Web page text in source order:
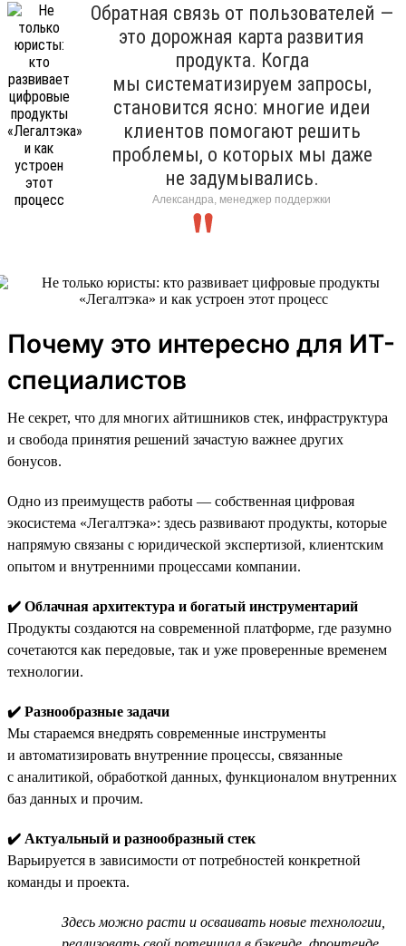
Обратная связь от пользователей —
это дорожная карта развития
продукта. Когда
мы систематизируем запросы,
становится ясно: многие идеи
клиентов помогают решить
проблемы, о которых мы даже
не задумывались.
Александра, менеджер поддержки
Почему это интересно для ИТ-
специалистов
Не секрет, что для многих айтишников стек, инфраструктура
и свобода принятия решений зачастую важнее других
бонусов.
Одно из преимуществ работы — собственная цифровая
экосистема «Легалтэка»: здесь развивают продукты, которые
напрямую связаны с юридической экспертизой, клиентским
опытом и внутренними процессами компании.
✔️ Облачная архитектура и богатый инструментарий
Продукты создаются на современной платформе, где разумно
сочетаются как передовые, так и уже проверенные временем
технологии.
✔️ Разнообразные задачи
Мы стараемся внедрять современные инструменты
и автоматизировать внутренние процессы, связанные
с аналитикой, обработкой данных, функционалом внутренних
баз данных и прочим.
✔️ Актуальный и разнообразный стек
Варьируется в зависимости от потребностей конкретной
команды и проекта.
Здесь можно расти и осваивать новые технологии,